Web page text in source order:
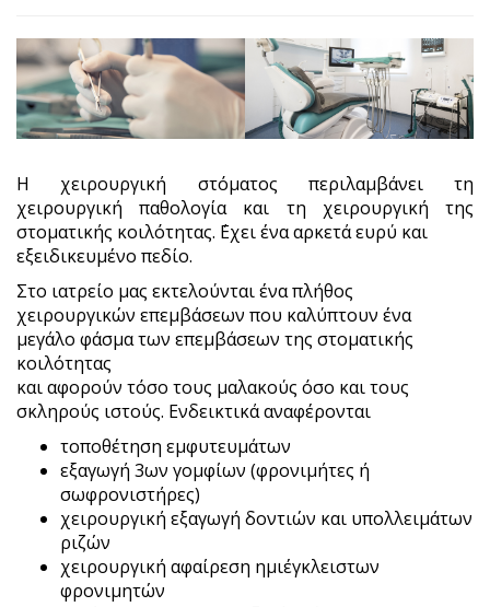
Η χειρουργική στόματος περιλαμβάνει τη
χειρουργική παθολογία και τη χειρουργική της
στοματικής κοιλότητας. ΄Εχει ένα αρκετά ευρύ και
εξειδικευμένο πεδίο.
Στο ιατρείο μας εκτελούνται ένα πλήθος
χειρουργικών επεμβάσεων που καλύπτουν ένα
μεγάλο φάσμα των επεμβάσεων της στοματικής
κοιλότητας
και αφορούν τόσο τους μαλακούς όσο και τους
σκληρούς ιστούς. Ενδεικτικά αναφέρονται
τοποθέτηση εμφυτευμάτων
εξαγωγή 3ων γομφίων (φρονιμήτες ή
σωφρονιστήρες)
χειρουργική εξαγωγή δοντιών και υπολλειμάτων
ριζών
χειρουργική αφαίρεση ημιέγκλειστων
φρονιμητών